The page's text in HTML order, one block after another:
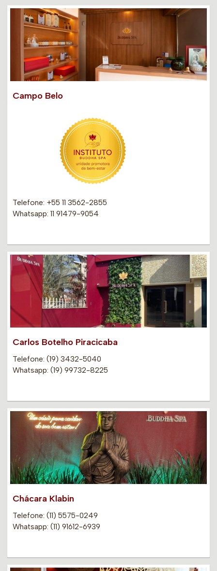
Campo Belo
Telefone: +55 11 3562-2855
Whatsapp: 11 91479-9054
Carlos Botelho Piracicaba
Telefone: (19) 3432-5040
Whatsapp: (19) 99732-8225
Chácara Klabin
Telefone: (11) 5575-0249
Whatsapp: (11) 91612-6939